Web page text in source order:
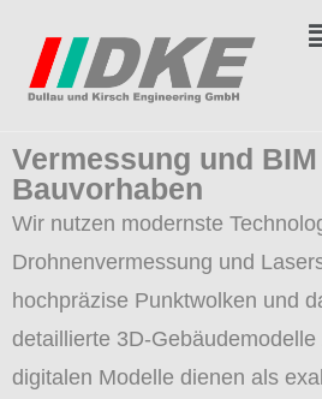
Vermessung und
Bauvorhaben
Wir nutzen modernste
Drohnenvermessung und
hochpräzise Punktwolken und
detaillierte 3D-
digitalen Modelle dienen als